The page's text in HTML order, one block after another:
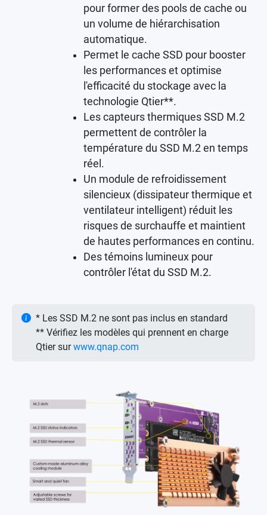
pour former des pools de cache ou
un volume de hiérarchisation
automatique.
Permet le cache SSD pour booster
les performances et optimise
l'efficacité du stockage avec la
technologie Qtier**.
Les capteurs thermiques SSD M.2
permettent de contrôler la
température du SSD M.2 en temps
réel.
Un module de refroidissement
silencieux (dissipateur thermique et
ventilateur intelligent) réduit les
risques de surchauffe et maintient
de hautes performances en continu.
Des témoins lumineux pour
contrôler l'état du SSD M.2.
* Les SSD M.2 ne sont pas inclus en standard
** Vérifiez les modèles qui prennent en charge
Qtier surwww.qnap.com